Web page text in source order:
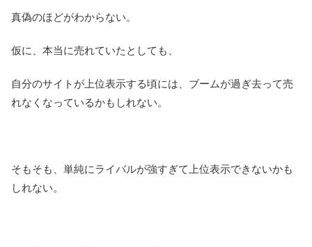
真偽のほどがわからない。
仮に、本当に売れていたとしても、
自分のサイトが上位表示する頃には、ブームが過ぎ去って売
れなくなっているかもしれない。
そもそも、単純にライバルが強すぎて上位表示できないかも
しれない。